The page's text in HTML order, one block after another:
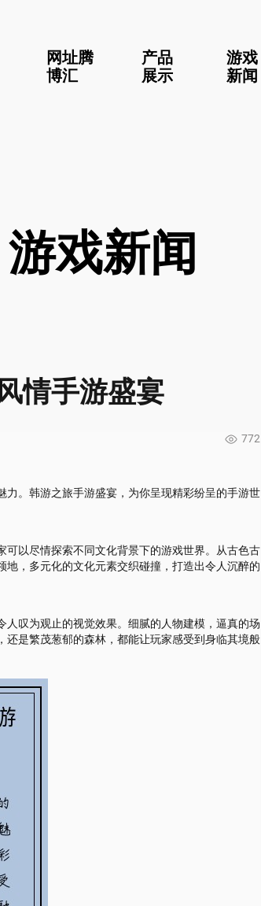
网址腾
博汇
产品
展示
游戏
新闻
游戏新闻
情手游盛宴
772
。韩游之旅手游盛宴，为你呈现精彩纷呈的手游世
以尽情探索不同文化背景下的游戏世界。从古色古
，多元化的文化元素交织碰撞，打造出令人沉醉的
叹为观止的视觉效果。细腻的人物建模，逼真的场
是繁茂葱郁的森林，都能让玩家感受到身临其境般